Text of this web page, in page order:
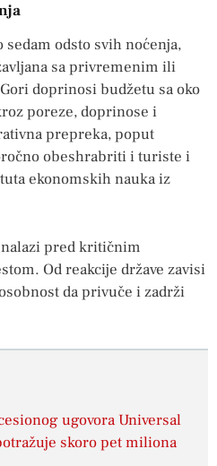
odsto svih noćenja,
sa privremenim ili
doprinosi budžetu sa oko
poreze, doprinose i
prepreka, poput
obeshrabriti i turiste i
ekonomskih nauka iz
nalazi pred kritičnim
Od reakcije države zavisi
da privuče i zadrži
ugovora Universal
skoro pet miliona